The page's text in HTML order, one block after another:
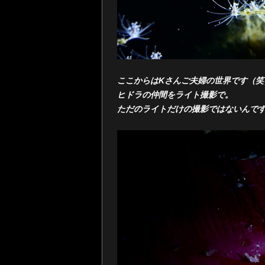
ここからはKさんご夫婦の世界です（
ヒドラの仲間をライト撮影で。
ただのライトだけの撮影ではないんで